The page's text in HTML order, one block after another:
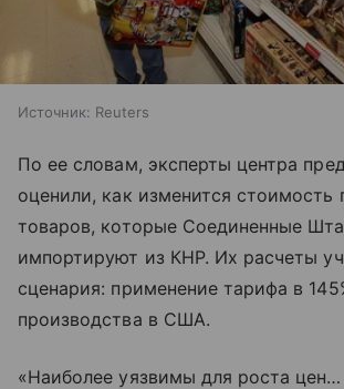
Источник: Reuters
По ее словам, эксперты центра
оценили, как изменится стоимость
товаров, которые Соединенные
импортируют из КНР. Их расчеты
сценария: применение тарифа в
производства в США.
«Наиболее уязвимы для роста